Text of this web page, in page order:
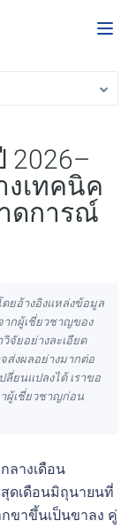
2026–
งเทคนิค
ดการณ์
ยอ้างอิงแหล่งข้อมูล
ากผู้เชี่ยวชาญของ
จัยอย่างละเอียด
ส่งผลอย่างมากต่อ
ลี่ยนแปลงได้ เราขอ
ผู้เชี่ยวชาญก่อน
ลางเดือน
ดเดือนมิถุนายนที่
ขาขึ้นเป็นขาลง คู่